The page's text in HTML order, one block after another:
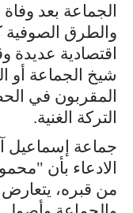
الجماعة بعد
والطرق
اقتصادية عديدة
شيخ الجماعة أو
المقربون في
التركة الغنية.
جماعة إسماعيل
الادعاء بأن
من قبره،